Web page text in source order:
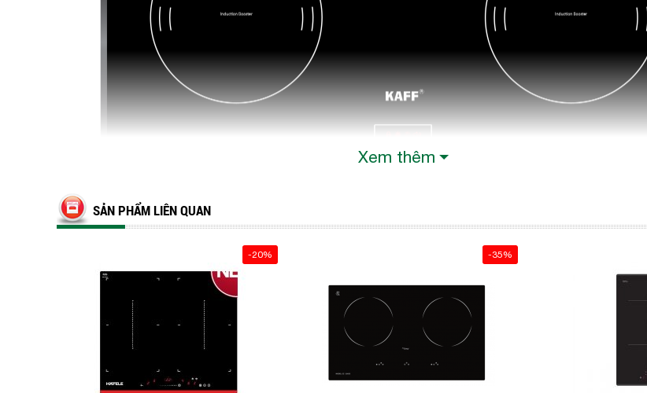
NHỮNG TÍNH NĂNG ƯU VIỆT CỦA BẾP TỪ KAFF KF-LCD2IG
Nấu nhanh
Nấu nhanh Bosster có thể là tính năng quen thuộc của các dòng bếp từ cao cấp. Tuy
thì mức công xuất max và thời gian nấu nhanh là hoàn toàn khác nhau.
Bếp từ KF-
Xem thêm
SẢN PHẨM LIÊN QUAN
-20% -35%